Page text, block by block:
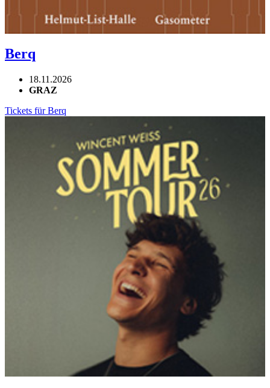
Berq
18.11.2026
GRAZ
Tickets für Berq